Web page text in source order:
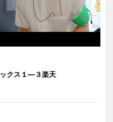
クス１―３楽天